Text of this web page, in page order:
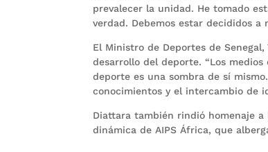
prevalecer la unidad. He tomado
verdad. Debemos estar decididos
El Ministro de Deportes de
desarrollo del deporte. “Los
deporte es una sombra de sí
conocimientos y el intercambio de
Diattara también rindió homenaje
dinámica de AIPS África, que